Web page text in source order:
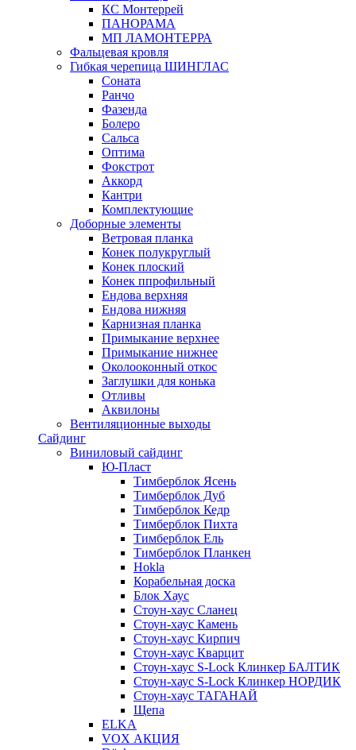
КС Монтеррей
ПАНОРАМА
МП ЛАМОНТЕРРА
Фальцевая кровля
Гибкая черепица ШИНГЛАС
Соната
Ранчо
Фазенда
Болеро
Сальса
Оптима
Фокстрот
Аккорд
Кантри
Комплектующие
Доборные элементы
Ветровая планка
Конек полукруглый
Конек плоский
Конек ппрофильный
Ендова верхняя
Ендова нижняя
Карнизная планка
Примыкание верхнее
Примыкание нижнее
Околооконный откос
Заглушки для конька
Отливы
Аквилоны
Вентиляционные выходы
Сайдинг
Виниловый сайдинг
Ю-Пласт
Тимберблок Ясень
Тимберблок Дуб
Тимберблок Кедр
Тимберблок Пихта
Тимберблок Ель
Тимберблок Планкен
Hokla
Корабельная доска
Блок Хаус
Стоун-хаус Сланец
Стоун-хаус Камень
Стоун-хаус Кирпич
Стоун-хаус Кварцит
Стоун-хаус S-Lock Клинкер БАЛТИК
Стоун-хаус S-Lock Клинкер НОРДИК
Стоун-хаус ТАГАНАЙ
Щепа
ELKA
VOX АКЦИЯ